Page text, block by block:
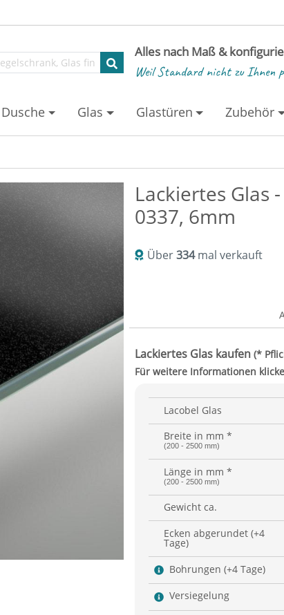
Alles nach Maß &
Weil Standard nicht zu Ihnen
Dusche Glas Glastüren Zubehör
Lackiertes Glas
0337, 6mm
Über334mal verkauft
Lacobel Glas
Breite in mm *
(200 - 2500 mm)
Länge in mm *
(200 - 2500 mm)
Gewicht ca.
Ecken abgerundet (+4
Tage)
Bohrungen (+4 Tage)
Versiegelung